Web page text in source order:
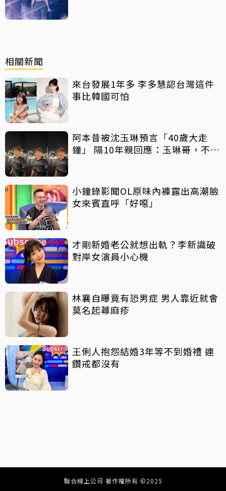
相關新聞
來台發展1年多 李多慧認台灣這件
事比韓國可怕
阿本昔被沈玉琳預言「40歲大走
鐘」 隔10年親回應：玉琳哥，不好
小鐘錄影聞OL原味內褲露出高潮臉
女來賓直呼「好噁」
才剛新婚老公就想出軌？李新識破
對岸女演員小心機
林襄自曝竟有恐男症 男人靠近就會
莫名起蕁麻疹
王俐人抱怨結婚3年等不到婚禮 連
鑽戒都沒有
聯合線上公司 著作權所有 ©2025